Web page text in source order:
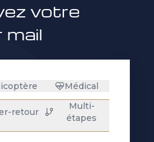
votre
mail